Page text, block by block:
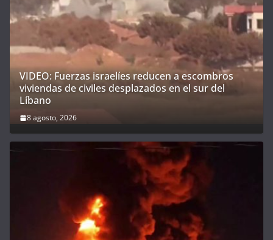
VIDEO: Fuerzas israelíes reducen a escombros
viviendas de civiles desplazados en el sur del
Líbano
8 agosto, 2026